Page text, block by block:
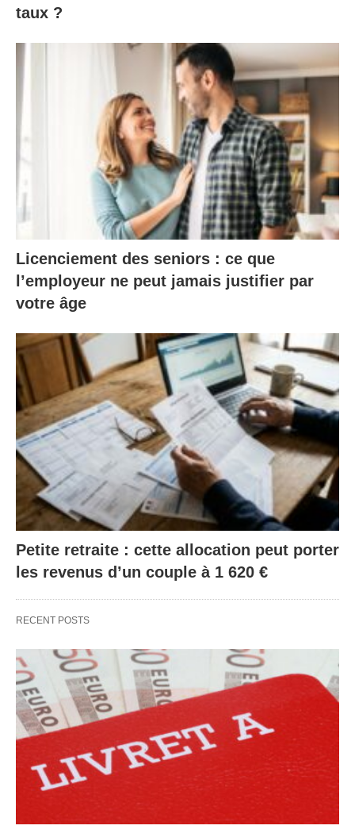
taux ?
Licenciement des seniors : ce que
l’employeur ne peut jamais justifier par
votre âge
Petite retraite : cette allocation peut porter
les revenus d’un couple à 1 620 €
RECENT POSTS